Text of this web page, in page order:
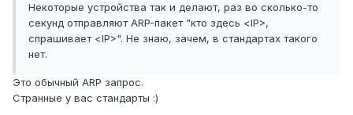
Некоторые устройства так и делают, раз во сколько-то
секунд отправляют ARP-пакет "кто здесь <IP>,
спрашивает <IP>". Не знаю, зачем, в стандартах такого
нет.
Это обычный ARP запрос.
Странные у вас стандарты :)